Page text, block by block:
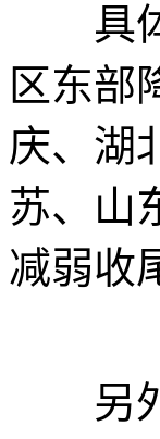
具体
区东部
庆、湖
苏、山
减弱收
另外